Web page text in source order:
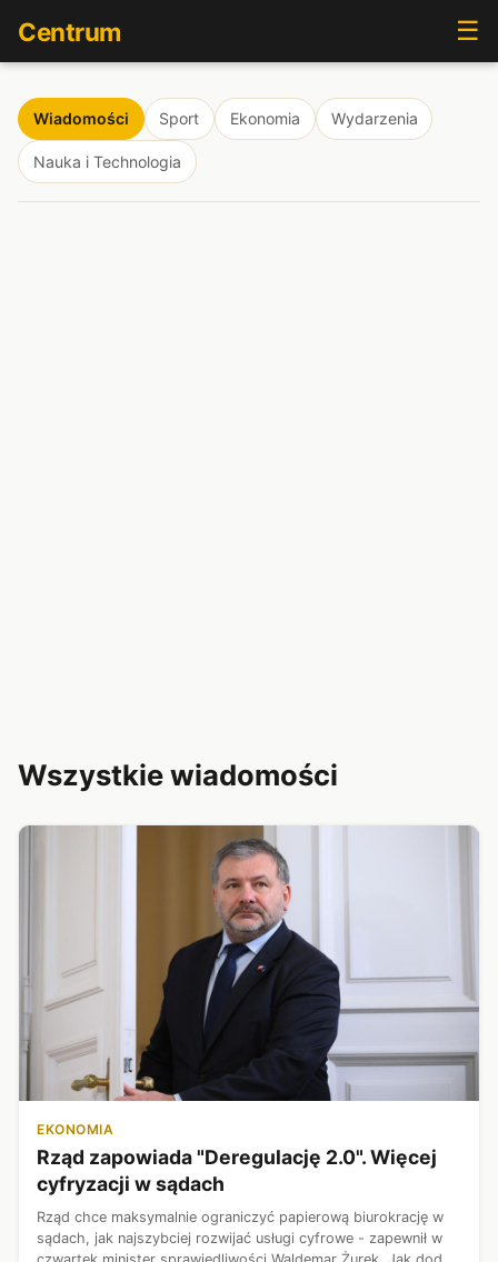
Centrum ☰
Wiadomości Sport Ekonomia Wydarzenia
Nauka i Technologia
Wszystkie wiadomości
EKONOMIA
Rząd zapowiada "Deregulację 2.0". Więcej
cyfryzacji w sądach
Rząd chce maksymalnie ograniczyć papierową biurokrację w
sądach, jak najszybciej rozwijać usługi cyfrowe - zapewnił w